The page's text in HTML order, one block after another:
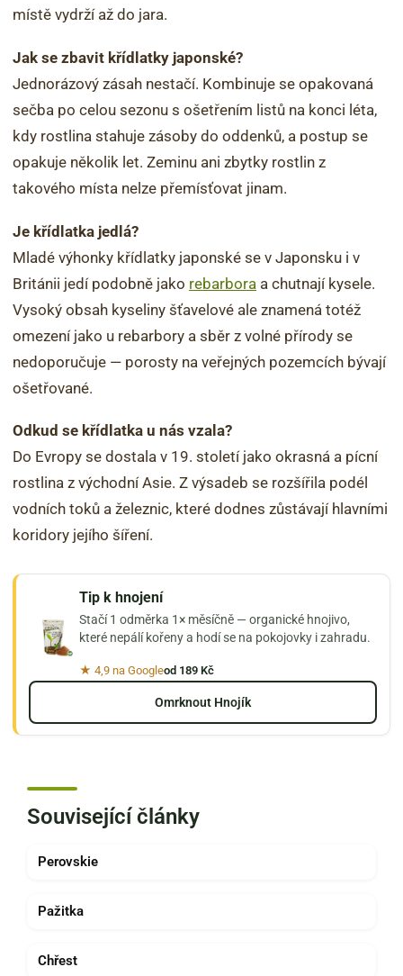
místě vydrží až do jara.
Jak se zbavit křídlatky japonské?
Jednorázový zásah nestačí. Kombinuje se opakovaná
sečba po celou sezonu s ošetřením listů na konci léta,
kdy rostlina stahuje zásoby do oddenků, a postup se
opakuje několik let. Zeminu ani zbytky rostlin z
takového místa nelze přemísťovat jinam.
Je křídlatka jedlá?
Mladé výhonky křídlatky japonské se v Japonsku i v
Británii jedí podobně jako rebarbora a chutnají kysele.
Vysoký obsah kyseliny šťavelové ale znamená totéž
omezení jako u rebarbory a sběr z volné přírody se
nedoporučuje — porosty na veřejných pozemcích bývají
ošetřované.
Odkud se křídlatka u nás vzala?
Do Evropy se dostala v 19. století jako okrasná a pícní
rostlina z východní Asie. Z výsadeb se rozšířila podél
vodních toků a železnic, které dodnes zůstávají hlavními
koridory jejího šíření.
Tip k hnojení
Stačí 1 odměrka 1× měsíčně — organické hnojivo,
které nepálí kořeny a hodí se na pokojovky i zahradu.
★ 4,9 na Googleod 189 Kč
Omrknout Hnojík
Související články
Perovskie
Pažitka
Chřest